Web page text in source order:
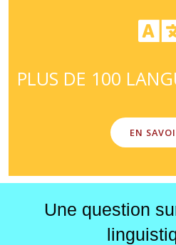
PLUS DE 100
EN
Une question